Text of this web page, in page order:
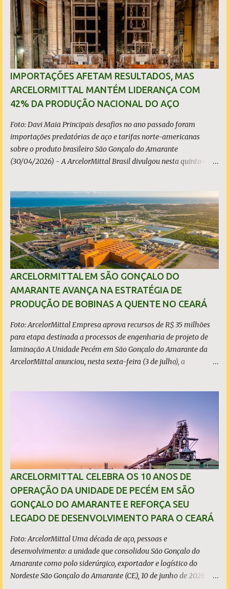
o
s
IMPORTAÇÕES AFETAM RESULTADOS, MAS
ARCELORMITTAL MANTÉM LIDERANÇA COM
42% DA PRODUÇÃO NACIONAL DO AÇO
Foto: Davi Maia Principais desafios no ano passado foram
importações predatórias de aço e tarifas norte-americanas
sobre o produto brasileiro São Gonçalo do Amarante
(30/04/2026) - A ArcelorMittal Brasil divulgou nesta quinta-
predatórias, sobretudo da China, e as tarifas impostas pelo
Governo dos Estados Unidos afetaram os resultados financeiros
e operacionais da organização e de todo o setor do aço brasileiro.
Ainda assim, a empresa manteve-se como líder no Brasil, com
42% da produção nacional de aço bruto, os investimentos
programados e permaneceu firme em seus valores de segurança,
sustentabilidade, qualidade e liderança. A produção total de aço
somou 15,14 milhões de toneladas – um recuo de 1,3% em
relação a 2024. A produção de minério de ferro atingiu 2,34
milhões de toneladas, montante 18,3% menor que 2024. Neste
caso, o resultado foi impactado pela trans...
ARCELORMITTAL EM SÃO GONÇALO DO
AMARANTE AVANÇA NA ESTRATÉGIA DE
PRODUÇÃO DE BOBINAS A QUENTE NO CEARÁ
Foto: ArcelorMittal Empresa aprova recursos de R$ 35 milhões
para etapa destinada a processos de engenharia de projeto de
laminação A Unidade Pecém em São Gonçalo do Amarante da
ArcelorMittal anunciou, nesta sexta-feira (3 de julho), a
representa um importante passo na avaliação técnica de um
novo ciclo de desenvolvimento para a empresa no Ceará, além de
criar uma oportunidade para a incorporação de tecnologia
inovadora na América Latina, permitindo um processo produtivo
mais compacto e altamente eficiente em termos energéticos. O
projeto contribui para fortalecer a competitividade da indústria
cearense ao apoiar o desenvolvimento de uma base industrial
mais integrada e com maior valor agregado no estado. O avanço
para a fase de construção está condici...
ARCELORMITTAL CELEBRA OS 10 ANOS DE
OPERAÇÃO DA UNIDADE DE PECÉM EM SÃO
GONÇALO DO AMARANTE E REFORÇA SEU
LEGADO DE DESENVOLVIMENTO PARA O CEARÁ
Foto: ArcelorMittal Uma década de aço, pessoas e
desenvolvimento: a unidade que consolidou São Gonçalo do
Amarante como polo siderúrgico, exportador e logístico do
Nordeste São Gonçalo do Amarante (CE), 10 de junho de 2026 - A